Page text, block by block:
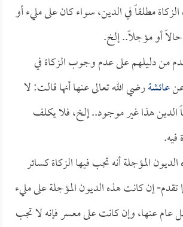
مطلقاً في الدين، سواء كان على مليء أو
أو مؤجلاً.. إلخ.
من دليلهم على عدم وجوب الزكاة في
عائشةرضي الله تعالى عنها أنها قالت: لا
الدين هذا غير موجود.. إلخ، فلا يكلف
المؤجلة أنه تجب فيها الزكاة كسائر
تقدم- إن كانت هذه الديون المؤجلة على مليء
عنها، وإن كانت على معسر فإنه لا تجب